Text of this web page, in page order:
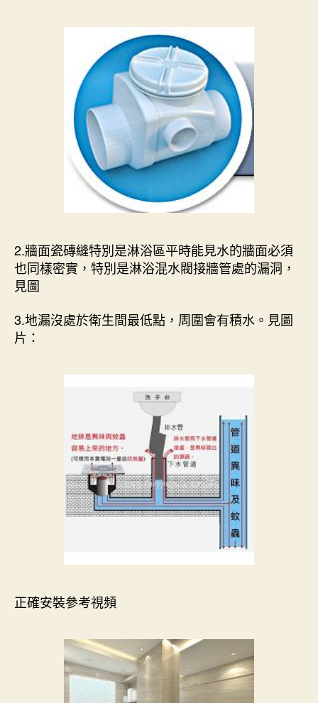
2.牆面瓷磚縫特別是淋浴區平時能見水的牆面必須
也同樣密實，特別是淋浴混水閥接牆管處的漏洞，
見圖
3.地漏沒處於衛生間最低點，周圍會有積水。見圖
片：
正確安裝參考視頻